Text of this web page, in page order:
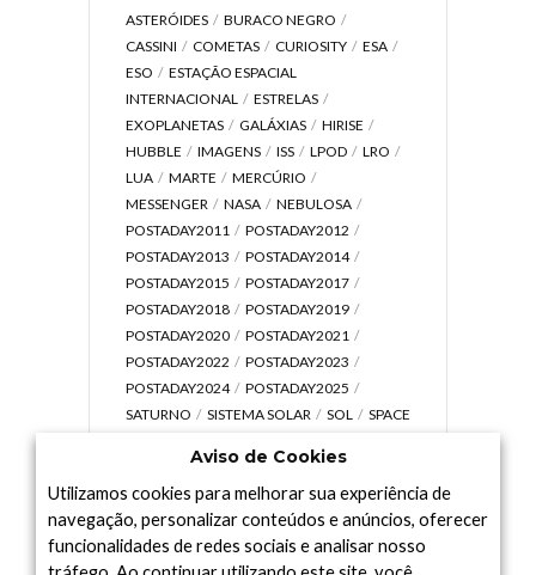
ASTERÓIDES
BURACO NEGRO
CASSINI
COMETAS CURIOSITY
ESA
ESO
ESTAÇÃO ESPACIAL
INTERNACIONAL
ESTRELAS
EXOPLANETAS
GALÁXIAS
HIRISE
HUBBLE
IMAGENS ISS LPOD
LRO
LUA
MARTE
MERCÚRIO
MESSENGER
NASA
NEBULOSA
POSTADAY2011
POSTADAY2012
POSTADAY2013
POSTADAY2014
POSTADAY2015
POSTADAY2017
POSTADAY2018
POSTADAY2019
POSTADAY2020
POSTADAY2021
POSTADAY2022
POSTADAY2023
POSTADAY2024
POSTADAY2025
SATURNO
SISTEMA SOLAR SOL
SPACE
UNIVERSO
VÍDEO
Aviso de Cookies
Utilizamos cookies para melhorar sua experiência de
navegação, personalizar conteúdos e anúncios, oferecer
funcionalidades de redes sociais e analisar nosso